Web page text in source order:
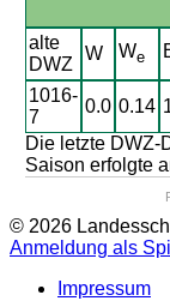
alte
DWZ
W We
1016-
7
0.0 0.14
Die letzte DWZ-
Saison erfolgte
© 2026
Anmeldung als
Impressum